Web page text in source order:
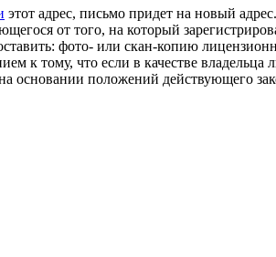
этот адрес, письмо придет на новый адрес.
от того, на который
фото- или скан-копию
к тому, что если в качестве владельца
основании положений действующего